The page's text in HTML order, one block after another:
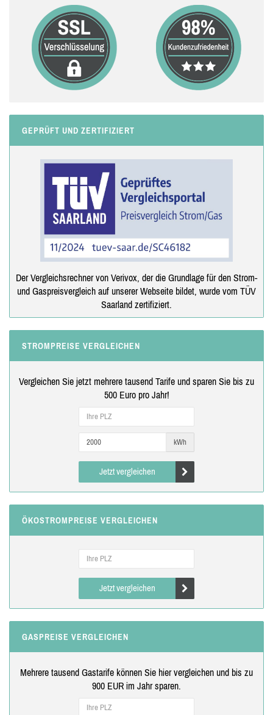
GEPRÜFT UND ZERTIFIZIERT
Der Vergleichsrechner von Verivox, der die Grundlage für den Strom-
und Gaspreisvergleich auf unserer Webseite bildet, wurde vom TÜV
Saarland zertifiziert.
STROMPREISE VERGLEICHEN
Vergleichen Sie jetzt mehrere tausend Tarife und sparen Sie bis zu
500 Euro pro Jahr!
kWh
Jetzt vergleichen
ÖKOSTROMPREISE VERGLEICHEN
Jetzt vergleichen
GASPREISE VERGLEICHEN
Mehrere tausend Gastarife können Sie hier vergleichen und bis zu
900 EUR im Jahr sparen.